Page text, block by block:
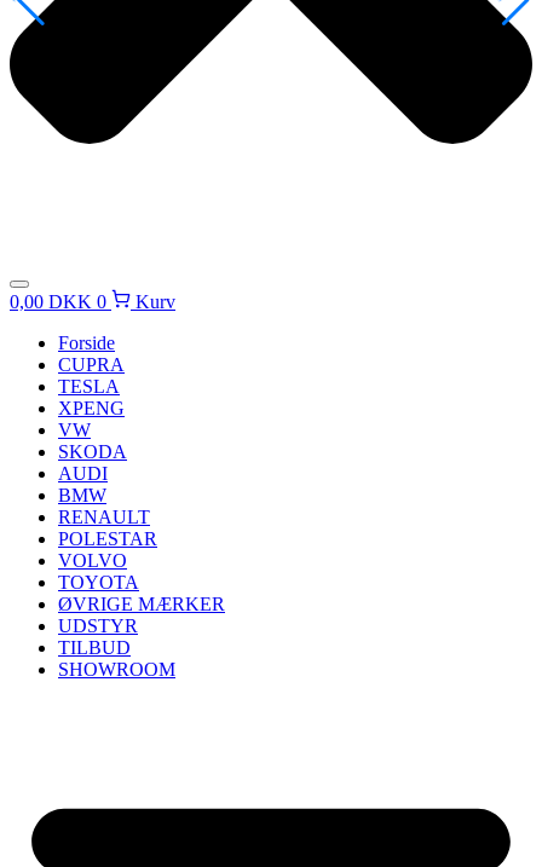
0,00 DKK 0
Kurv
Forside
CUPRA
TESLA
XPENG
VW
SKODA
AUDI
BMW
RENAULT
POLESTAR
VOLVO
TOYOTA
ØVRIGE MÆRKER
UDSTYR
TILBUD
SHOWROOM